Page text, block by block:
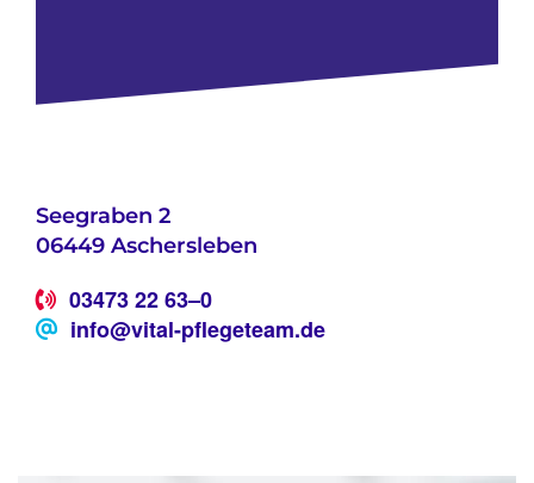
Seegraben 2
06449 Aschersleben
03473 22 63–0
info@vital-pflegeteam.de